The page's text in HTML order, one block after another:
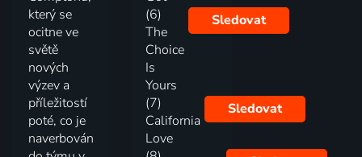
který se
ocitne ve
světě
nových
výzev a
příležitostí
poté, co je
naverbován
(6)
The
Choice
Is
Yours
Sledovat
(7)
California
Love
Sledovat